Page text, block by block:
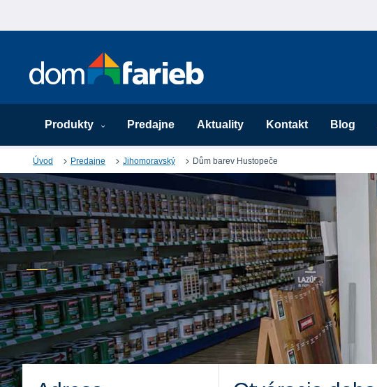
Produkty Predajne Aktuality Kontakt Blog
Úvod Predajne Jihomoravský Dům barev Hustopeče